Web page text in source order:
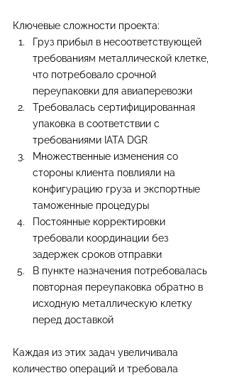
Ключевые сложности проекта:
Груз прибыл в несоответствующей
требованиям металлической клетке,
что потребовало срочной
переупаковки для авиаперевозки
Требовалась сертифицированная
упаковка в соответствии с
требованиями IATA DGR
Множественные изменения со
стороны клиента повлияли на
конфигурацию груза и экспортные
таможенные процедуры
Постоянные корректировки
требовали координации без
задержек сроков отправки
В пункте назначения потребовалась
повторная переупаковка обратно в
исходную металлическую клетку
перед доставкой
Каждая из этих задач увеличивала
количество операций и требовала